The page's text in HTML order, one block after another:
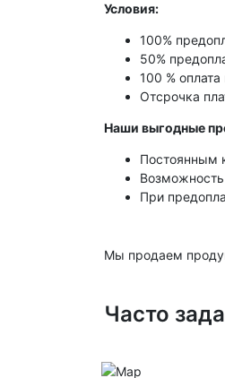
Условия:
100%
50%
100 %
Отсрочка
Наши выгодные
Постоянным
При
Мы продаем
Часто